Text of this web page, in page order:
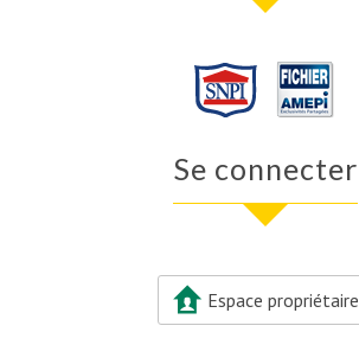
Se connecter
Espace propriétaire